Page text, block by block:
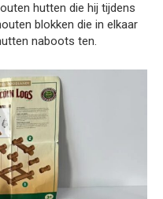
hutten die hij tijdens
blokken die in elkaar
naboots ten.